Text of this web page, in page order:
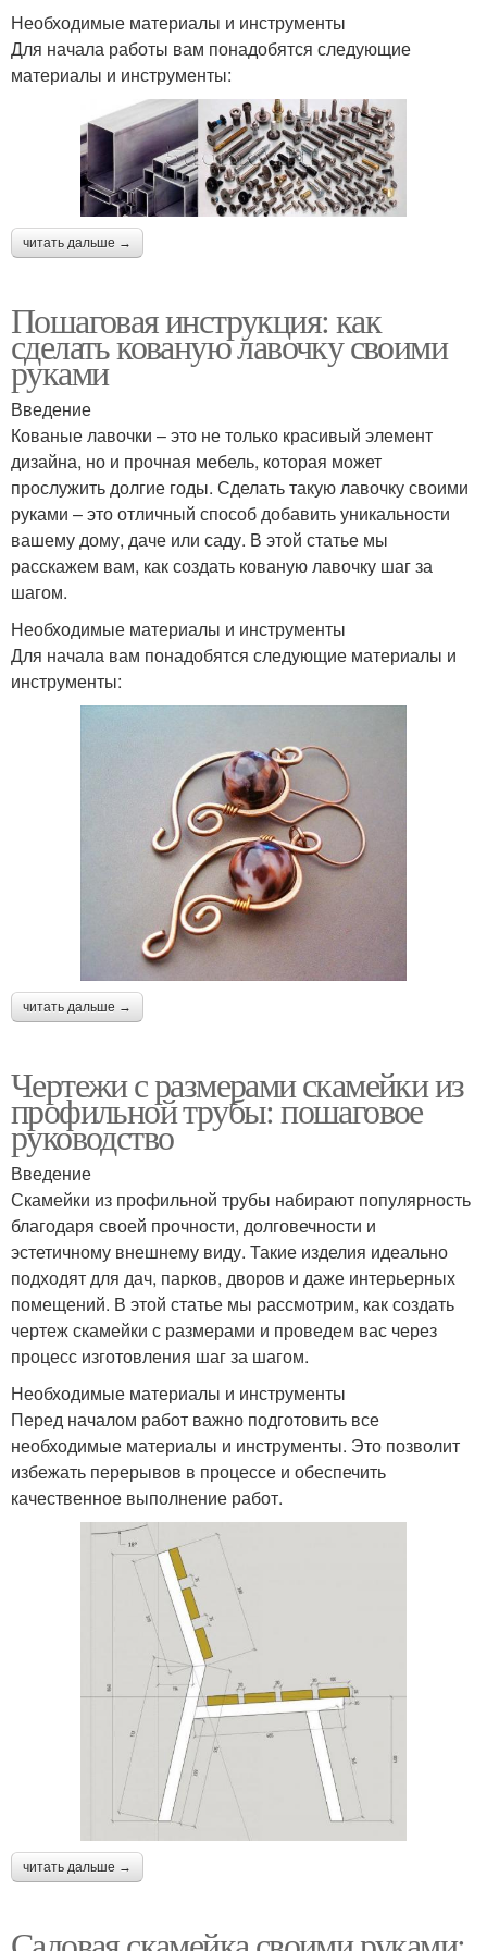
Необходимые материалы и инструменты
Для начала работы вам понадобятся следующие
материалы и инструменты:
читать дальше →
Пошаговая инструкция: как
сделать кованую лавочку своими
руками
Введение
Кованые лавочки – это не только красивый элемент
дизайна, но и прочная мебель, которая может
прослужить долгие годы. Сделать такую лавочку своими
руками – это отличный способ добавить уникальности
вашему дому, даче или саду. В этой статье мы
расскажем вам, как создать кованую лавочку шаг за
шагом.
Необходимые материалы и инструменты
Для начала вам понадобятся следующие материалы и
инструменты:
читать дальше →
Чертежи с размерами скамейки из
профильной трубы: пошаговое
руководство
Введение
Скамейки из профильной трубы набирают популярность
благодаря своей прочности, долговечности и
эстетичному внешнему виду. Такие изделия идеально
подходят для дач, парков, дворов и даже интерьерных
помещений. В этой статье мы рассмотрим, как создать
чертеж скамейки с размерами и проведем вас через
процесс изготовления шаг за шагом.
Необходимые материалы и инструменты
Перед началом работ важно подготовить все
необходимые материалы и инструменты. Это позволит
избежать перерывов в процессе и обеспечить
качественное выполнение работ.
читать дальше →